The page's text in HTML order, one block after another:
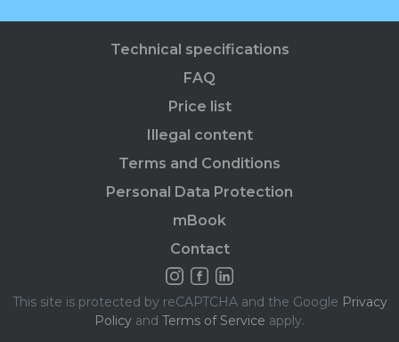
Technical specifications
FAQ
Price list
Illegal content
Terms and Conditions
Personal Data Protection
mBook
Contact
This site is protected by reCAPTCHA and the Google Privacy
Policy and Terms of Service apply.